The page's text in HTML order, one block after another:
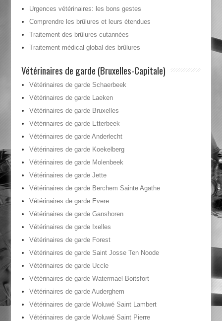
Urgences vétérinaires: les bons gestes
Comprendre les brûlures et leurs étendues
Traitement des brûlures cutannées
Traitement médical global des brûlures
Vétérinaires de garde (Bruxelles-Capitale)
Vétérinaires de garde Schaerbeek
Vétérinaires de garde Laeken
Vétérinaires de garde Bruxelles
Vétérinaires de garde Etterbeek
Vétérinaires de garde Anderlecht
Vétérinaires de garde Koekelberg
Vétérinaires de garde Molenbeek
Vétérinaires de garde Jette
Vétérinaires de garde Berchem Sainte Agathe
Vétérinaires de garde Evere
Vétérinaires de garde Ganshoren
Vétérinaires de garde Ixelles
Vétérinaires de garde Forest
Vétérinaires de garde Saint Josse Ten Noode
Vétérinaires de garde Uccle
Vétérinaires de garde Watermael Boitsfort
Vétérinaires de garde Auderghem
Vétérinaires de garde Woluwé Saint Lambert
Vétérinaires de garde Woluwé Saint Pierre